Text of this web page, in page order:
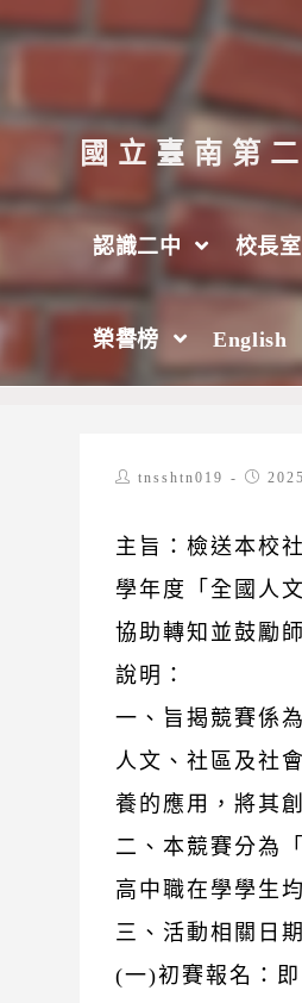
跳
至
要
內
容
國立臺南第
認識二中 校長室
榮譽榜 English
國立政治大學辦理
2025 年 > 11 月 >
Posttnsshtn019
Post
主旨：檢送本校
學年度「全國人
協助轉知並鼓勵
說明：
一、旨揭競賽係
人文、社區及社
養的應用，將其
二、本競賽分為
高中職在學學生
三、活動相關日
(一)初賽報名：